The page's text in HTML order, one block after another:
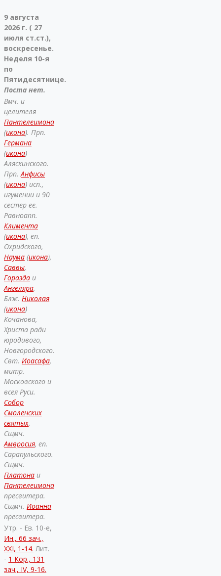
9 августа
2026 г. ( 27
июля ст.ст.),
воскресенье.
Неделя 10-я
по
Пятидесятнице.
Поста нет.
Вмч. и
целителя
Пантелеимона
(икона). Прп.
Германа
(икона)
Аляскинского.
Прп.Анфисы
(икона) исп.,
игумении и 90
сестер ее.
Равноапп.
Климента
(икона), еп.
Охридского,
Наума (икона),
Саввы,
Горазда и
Ангеляра.
Блж. Николая
(икона)
Кочанова,
Христа ради
юродивого,
Новгородского.
Свт. Иоасафа,
митр.
Московского и
всея Руси.
Собор
Смоленских
святых.
Сщмч.
Амвросия, еп.
Сарапульского.
Сщмч.
Платона и
Пантелеимона
пресвитера.
Сщмч. Иоанна
пресвитера.
Утр. - Ев. 10-е,
Ин., 66 зач.,
XXI, 1-14. Лит.
- 1 Кор., 131
зач., IV, 9-16.